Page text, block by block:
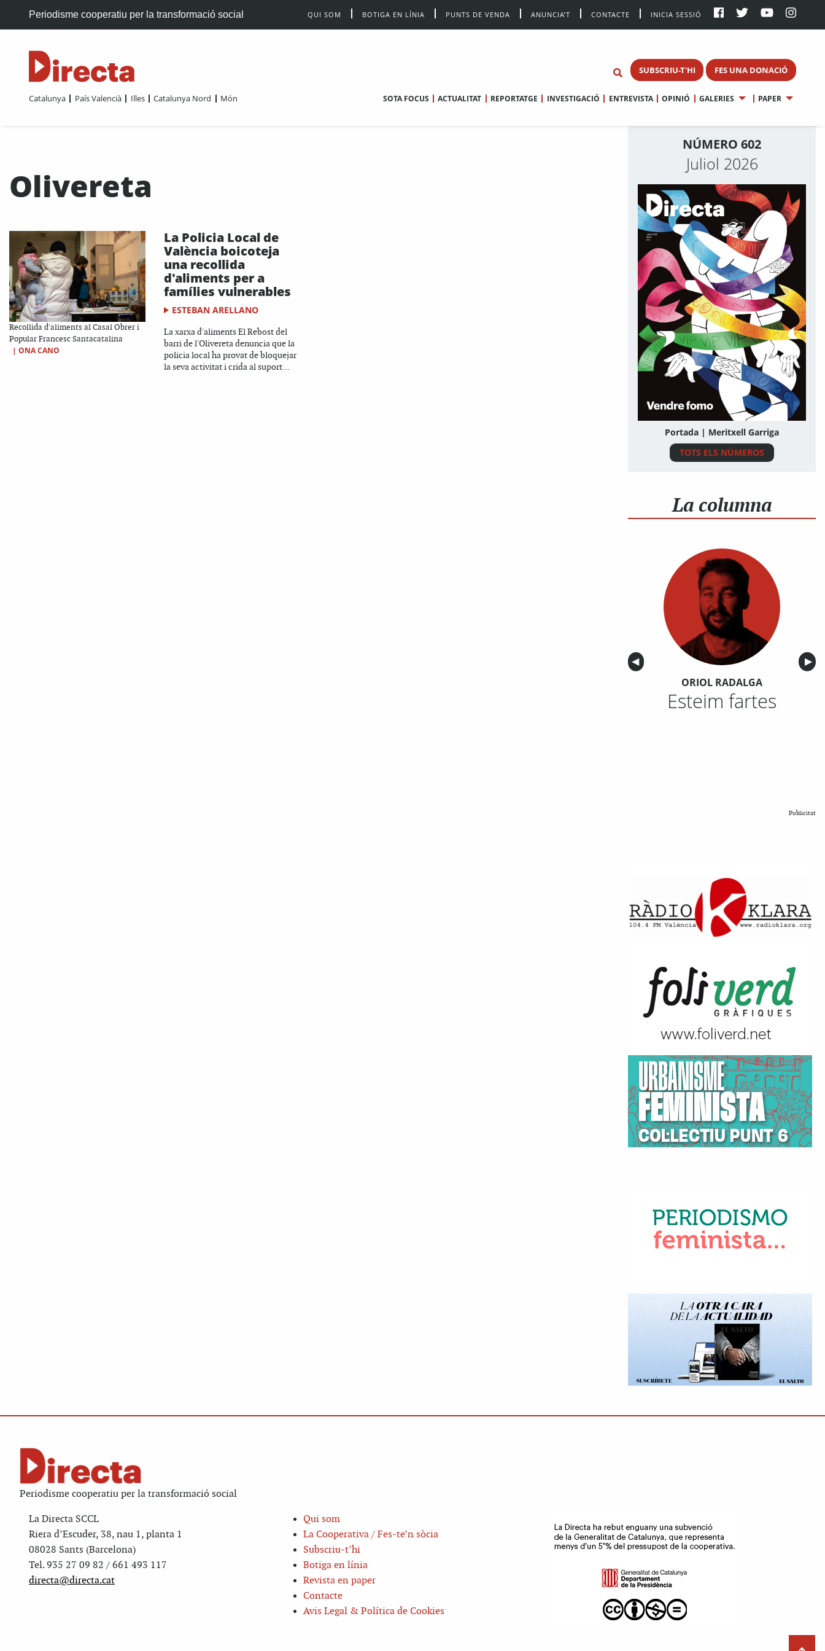
Periodisme cooperatiu per la transformació social QUI SOM BOTIGA EN LÍNIA PUNTS DE VENDA ANUNCIA’T CONTACTE INICIA SESSIÓ
SUBSCRIU-T'HI FES UNA DONACIÓ
Catalunya País Valencià Illes Catalunya Nord Món SOTA FOCUS ACTUALITAT REPORTATGE INVESTIGACIÓ ENTREVISTA OPINIÓ GALERIES PAPER
Olivereta
Recollida d'aliments al Casal Obrer i
Popular Francesc Santacatalina
| ONA CANO
La Policia Local de
València boicoteja
una recollida
d'aliments per a
famílies vulnerables
ESTEBAN ARELLANO
La xarxa d'aliments El Rebost del
barri de l'Olivereta denuncia que la
policia local ha provat de bloquejar
la seva activitat i crida al suport...
NÚMERO 602
Juliol 2026
Portada | Meritxell Garriga
TOTS ELS NÚMEROS
La columna
Anterior
◀︎ ▶︎
ORIOL RADALGA
Esteim fartes
Publicitat
Periodisme cooperatiu per la transformació social
La Directa SCCL
Riera d’Escuder, 38, nau 1, planta 1
08028 Sants (Barcelona)
Tel. 935 27 09 82 / 661 493 117
directa@directa.cat
Qui som
La Cooperativa / Fes-te’n sòcia
Subscriu-t’hi
Botiga en línia
Revista en paper
Contacte
Avis Legal & Política de Cookies